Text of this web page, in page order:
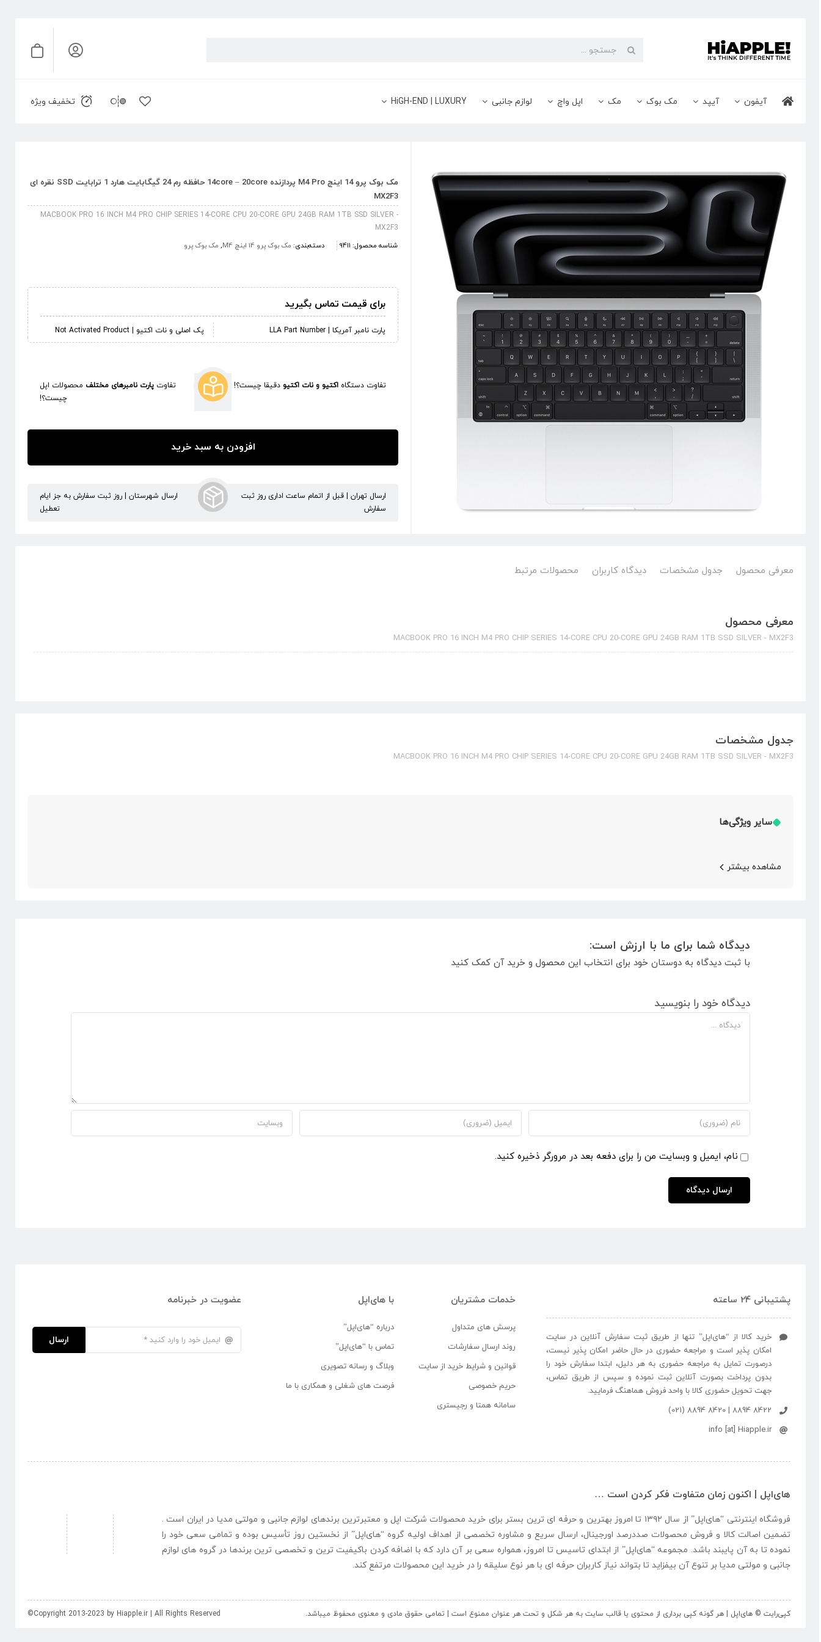
content
جستجو
آیفون آیپد مک بوک مک اپل واچ لوازم جانبی HiGH-END | LUXURY تخفیف ویژه
مک بوک پرو 14 اینچ M4 Pro پردازنده 14core – 20core حافظه رم 24 گیگابایت هارد 1 ترابایت SSD نقره ای
MX2F3
MACBOOK PRO 16 INCH M4 PRO CHIP SERIES 14-CORE CPU 20-CORE GPU 24GB RAM 1TB SSD SILVER -
MX2F3
شناسه محصول: 9411 دسته‌بندی: مک بوک پرو 14 اینچ M4 , مک بوک پرو
برای قیمت تماس بگیرید
پارت نامبر آمریکا | LLA Part Number پک اصلی و نات اکتیو | Not Activated Product
تفاوت دستگاه اکتیو و نات اکتیو دقیقا چیست؟! تفاوت پارت نامبرهای مختلف محصولات اپل
چیست؟!
افزودن به سبد خرید
ارسال تهران | قبل از اتمام ساعت اداری روز ثبت
سفارش
ارسال شهرستان | روز ثبت سفارش به جز ایام
تعطیل
معرفی محصول جدول مشخصات دیدگاه کاربران محصولات مرتبط
معرفی محصول
MACBOOK PRO 16 INCH M4 PRO CHIP SERIES 14-CORE CPU 20-CORE GPU 24GB RAM 1TB SSD SILVER - MX2F3
جدول مشخصات
MACBOOK PRO 16 INCH M4 PRO CHIP SERIES 14-CORE CPU 20-CORE GPU 24GB RAM 1TB SSD SILVER - MX2F3
سایر ویژگی‌ها
مشاهده بیشتر
دیدگاه شما برای ما با ارزش است:
با ثبت دیدگاه به دوستان خود برای انتخاب این محصول و خرید آن کمک کنید
دیدگاه خود را بنویسید
دیدگاه
نام، ایمیل و وبسایت من را برای دفعه بعد در مرورگر ذخیره کنید.
پشتیبانی 24 ساعته
خرید کالا از “های‌اپل” تنها از طریق ثبت سفارش آنلاین در سایت
امکان پذیر است و مراجعه حضوری در حال حاضر امکان پذیر نیست،
درصورت تمایل به مراجعه حضوری به هر دلیل، ابتدا سفارش خود را
بدون پرداخت بصورت آنلاین ثبت نموده و سپس از طریق تماس،
جهت تحویل حضوری کالا با واحد فروش هماهنگ فرمایید.
8422 8894 | 8420 8894 (021)
info [at] Hiapple.ir
خدمات مشتریان
پرسش های متداول
روند ارسال سفارشات
قوانین و شرایط خرید از سایت
حریم خصوصی
سامانه همتا و رجیستری
با های‌اپل
درباره “های‌اپل”
تماس با “های‌اپل”
وبلاگ و رسانه تصویری
فرصت های شغلی و همکاری با ما
عضویت در خبرنامه
ارسال
های‌اپل | اکنون زمان متفاوت فکر کردن است …
فروشگاه اینترنتی “های‌اپل
” از سال ۱۳۹۲ تا امروز بهترین و حرفه ای ترین بستر برای خرید محصولات شرکت اپل و معتبرترین برندهای لوازم جانبی و مولتی مدیا در ایران است .
تضمین اصالت کالا و فروش محصولات صددرصد اورجینال، ارسال سریع و مشاوره تخصصی از اهداف اولیه گروه “های‌اپل” از نخستین روز تأسیس بوده و تمامی سعی خود را
نموده تا به آن پایبند باشد. مجموعه “های‌اپل” از ابتدای تاسیس تا امروز، همواره سعی بر آن دارد که با اضافه کردن باکیفیت ترین و تخصصی ترین برندها در گروه های لوازم
جانبی و مولتی مدیا بر تنوع آن بیفزاید تا بتواند نیاز کاربران حرفه ای با هر نوع سلیقه را در خرید این محصولات مرتفع کند.
کپی‌رایت © های‌اپل | هر گونه کپی برداری از محتوی یا قالب سایت به هر شکل و تحت هر عنوان ممنوع است | تمامی حقوق مادی و معنوی محفوظ میباشد. ©Copyright 2013-2023 by Hiapple.ir | All Rights Reserved